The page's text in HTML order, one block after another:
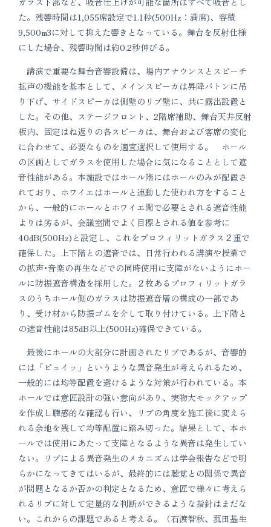
た。残響時間は1,055席設定で1.1秒(500Hz：満席)、容積
9,500m3に対して抑えた響きとなっている。舞台を反射仕様
にした場合、残響時間は約0.2秒伸びる。
講演で重要な舞台音響設備は、場内アナウンスとスピーチ
拡声の機能を基本として、メインスピーカは昇降バトンに吊
り下げ、サイドスピーカは側壁のリブ壁に、共に露出設置と
した。その他、ステージフロント、2階席補助、舞台天井反射
板内、固定はね返りの各スピーカは、舞台および客席の変化
に合わせて、必要なものを適宜選択して使用する。 ホール
の区画としてガラスを使用した場合に気になることとして遮
音性能がある。本施設ではホール階にはホールのみが配置さ
れており、ホワイエはホールと連動した使われ方をすること
から、一般的にホールとホワイエ間で必要とされる遮音性能
よりは劣るが、会議室間でよく目標とされる値を参考に
40dB(500Hz)と設定し、これをプロフィリットガラス２重で
確保した。上下階との遮音では、日常行われる講演や授業で
の拡声･音楽の再生などでの同時使用に支障がないようにホー
ルに防振遮音構造を採用した。２枚あるプロフィリットガラ
スのうちホール側のガラスは防振遮音層の構成の一部であ
り、受け材から防振ゴムを介して取り付けている。上下階と
の遮音性能は85dB以上(500Hz)確保できている。
最後にホールの大部分に計画されたリブであるが、音響的
には「ピュイッ」というような異音発生が考えられるため、
一般的には均等配置を避けるような対策が行われている。本
ホールでは意匠設計の強い意向があり、実物大モックアップ
を作成し聴感的な確認も行い、リブの角度を施工後に変えら
れる余地を残して均等配置に踏み切った。結果として、本ホ
ールでは使用にあたって支障となるような異音は発生してい
ない。リブによる異音発生のメカニズムは学会報告などで明
らかになってきてはいるが、最終的には聴覚との関係で異音
が問題となるか否かの判定となるため、意匠で様々に考えら
れるリブに対して定量的な判断ができるような指針はまだな
い。これからの課題であると考える。（石渡智秋、菰田基生